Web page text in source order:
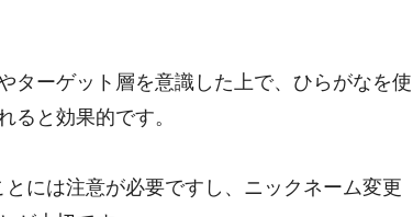
ターゲット層を意識した上で、ひらがなを使
ると効果的です。
には注意が必要ですし、ニックネーム変更